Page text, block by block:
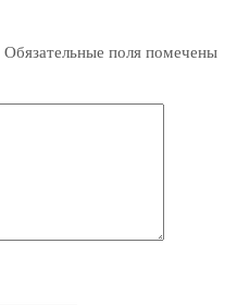
Обязательные поля помечены